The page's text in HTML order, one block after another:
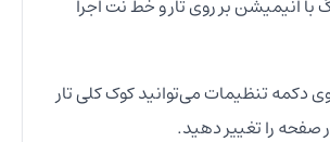
با انیمیشن بر رویتارو خط نت اجرا
دکمه تنظیمات می‌توانید کوک کلیتار
صفحه را تغییر دهید.